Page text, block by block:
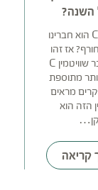
השנה?
האם ויטמין C הוא חברינו
אז זהו
שלא. מסתבר שוויטמין C
מתוספת
מראים
הזה הוא
קריאה